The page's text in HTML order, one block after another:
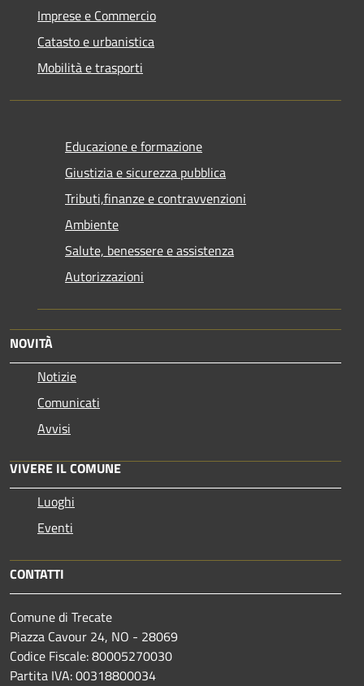
Imprese e Commercio
Catasto e urbanistica
Mobilità e trasporti
Educazione e formazione
Giustizia e sicurezza pubblica
Tributi,finanze e contravvenzioni
Ambiente
Salute, benessere e assistenza
Autorizzazioni
NOVITÀ
Notizie
Comunicati
Avvisi
VIVERE IL COMUNE
Luoghi
Eventi
CONTATTI
Comune di Trecate
Piazza Cavour 24, NO - 28069
Codice Fiscale: 80005270030
Partita IVA: 00318800034